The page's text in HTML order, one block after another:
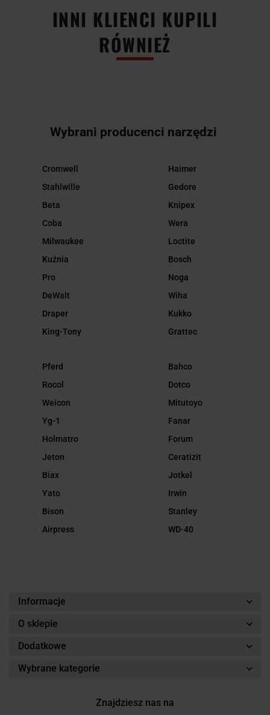
INNI KLIENCI KUPILI
RÓWNIEŻ
Wybrani producenci narzędzi
Cromwell
Stahlwille
Beta
Coba
Milwaukee
Kuźnia
Pro
DeWalt
Draper
King-Tony
Haimer
Gedore
Knipex
Wera
Loctite
Bosch
Noga
Wiha
Kukko
Grattec
Pferd
Rocol
Weicon
Yg-1
Holmatro
Jeton
Biax
Yato
Bison
Airpress
Bahco
Dotco
Mitutoyo
Fanar
Forum
Ceratizit
Jotkel
Irwin
Stanley
WD-40
Informacje
O sklepie
Dodatkowe
Wybrane kategorie
Znajdziesz nas na